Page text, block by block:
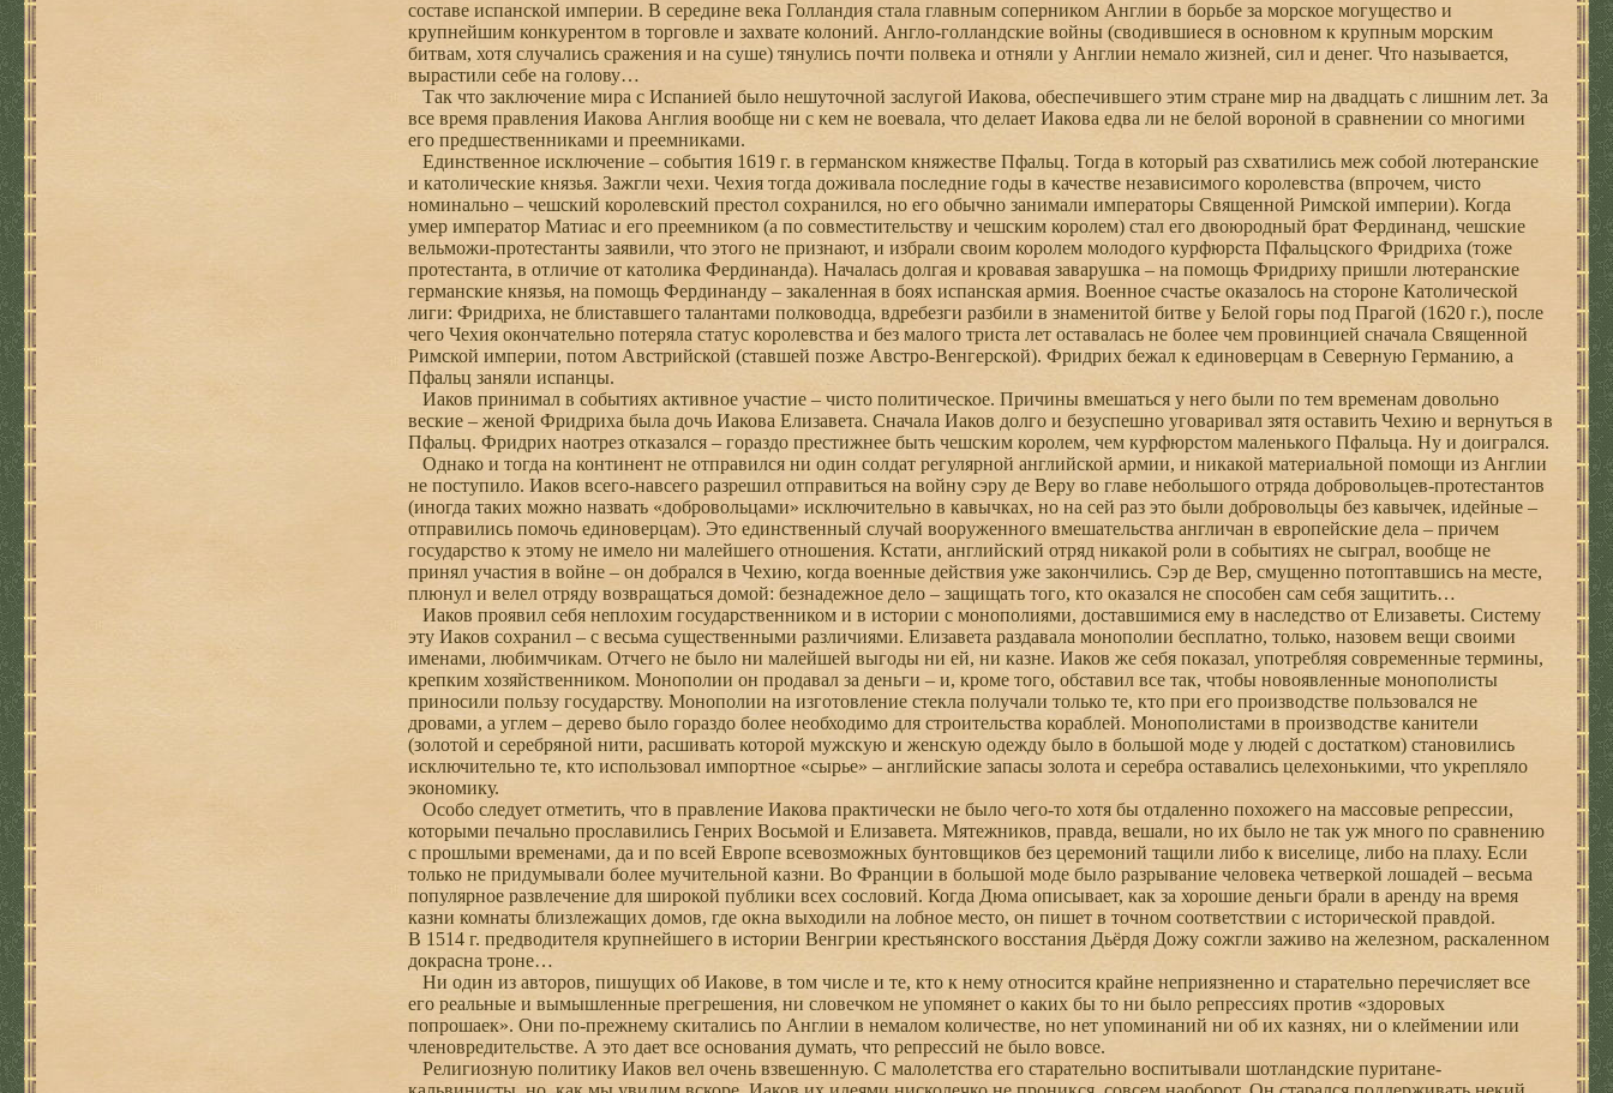
составе испанской империи. В середине века Голландия стала главным соперником Англии в борьбе за морское могущество и
крупнейшим конкурентом в торговле и захвате колоний. Англо-голландские войны (сводившиеся в основном к крупным морским
битвам, хотя случались сражения и на суше) тянулись почти полвека и отняли у Англии немало жизней, сил и денег. Что называется,
вырастили себе на голову…
Так что заключение мира с Испанией было нешуточной заслугой Иакова, обеспечившего этим стране мир на двадцать с лишним лет. За
все время правления Иакова Англия вообще ни с кем не воевала, что делает Иакова едва ли не белой вороной в сравнении со многими
его предшественниками и преемниками.
Единственное исключение – события 1619 г. в германском княжестве Пфальц. Тогда в который раз схватились меж собой лютеранские
и католические князья. Зажгли чехи. Чехия тогда доживала последние годы в качестве независимого королевства (впрочем, чисто
номинально – чешский королевский престол сохранился, но его обычно занимали императоры Священной Римской империи). Когда
умер император Матиас и его преемником (а по совместительству и чешским королем) стал его двоюродный брат Фердинанд, чешские
вельможи-протестанты заявили, что этого не признают, и избрали своим королем молодого курфюрста Пфальцского Фридриха (тоже
протестанта, в отличие от католика Фердинанда). Началась долгая и кровавая заварушка – на помощь Фридриху пришли лютеранские
германские князья, на помощь Фердинанду – закаленная в боях испанская армия. Военное счастье оказалось на стороне Католической
лиги: Фридриха, не блиставшего талантами полководца, вдребезги разбили в знаменитой битве у Белой горы под Прагой (1620 г.), после
чего Чехия окончательно потеряла статус королевства и без малого триста лет оставалась не более чем провинцией сначала Священной
Римской империи, потом Австрийской (ставшей позже Австро-Венгерской). Фридрих бежал к единоверцам в Северную Германию, а
Пфальц заняли испанцы.
Иаков принимал в событиях активное участие – чисто политическое. Причины вмешаться у него были по тем временам довольно
веские – женой Фридриха была дочь Иакова Елизавета. Сначала Иаков долго и безуспешно уговаривал зятя оставить Чехию и вернуться в
Пфальц. Фридрих наотрез отказался – гораздо престижнее быть чешским королем, чем курфюрстом маленького Пфальца. Ну и доигрался.
Однако и тогда на континент не отправился ни один солдат регулярной английской армии, и никакой материальной помощи из Англии
не поступило. Иаков всего-навсего разрешил отправиться на войну сэру де Веру во главе небольшого отряда добровольцев-протестантов
(иногда таких можно назвать «добровольцами» исключительно в кавычках, но на сей раз это были добровольцы без кавычек, идейные –
отправились помочь единоверцам). Это единственный случай вооруженного вмешательства англичан в европейские дела – причем
государство к этому не имело ни малейшего отношения. Кстати, английский отряд никакой роли в событиях не сыграл, вообще не
принял участия в войне – он добрался в Чехию, когда военные действия уже закончились. Сэр де Вер, смущенно потоптавшись на месте,
плюнул и велел отряду возвращаться домой: безнадежное дело – защищать того, кто оказался не способен сам себя защитить…
Иаков проявил себя неплохим государственником и в истории с монополиями, доставшимися ему в наследство от Елизаветы. Систему
эту Иаков сохранил – с весьма существенными различиями. Елизавета раздавала монополии бесплатно, только, назовем вещи своими
именами, любимчикам. Отчего не было ни малейшей выгоды ни ей, ни казне. Иаков же себя показал, употребляя современные термины,
крепким хозяйственником. Монополии он продавал за деньги – и, кроме того, обставил все так, чтобы новоявленные монополисты
приносили пользу государству. Монополии на изготовление стекла получали только те, кто при его производстве пользовался не
дровами, а углем – дерево было гораздо более необходимо для строительства кораблей. Монополистами в производстве канители
(золотой и серебряной нити, расшивать которой мужскую и женскую одежду было в большой моде у людей с достатком) становились
исключительно те, кто использовал импортное «сырье» – английские запасы золота и серебра оставались целехонькими, что укрепляло
экономику.
Особо следует отметить, что в правление Иакова практически не было чего-то хотя бы отдаленно похожего на массовые репрессии,
которыми печально прославились Генрих Восьмой и Елизавета. Мятежников, правда, вешали, но их было не так уж много по сравнению
с прошлыми временами, да и по всей Европе всевозможных бунтовщиков без церемоний тащили либо к виселице, либо на плаху. Если
только не придумывали более мучительной казни. Во Франции в большой моде было разрывание человека четверкой лошадей – весьма
популярное развлечение для широкой публики всех сословий. Когда Дюма описывает, как за хорошие деньги брали в аренду на время
казни комнаты близлежащих домов, где окна выходили на лобное место, он пишет в точном соответствии с исторической правдой.
В 1514 г. предводителя крупнейшего в истории Венгрии крестьянского восстания Дьёрдя Дожу сожгли заживо на железном, раскаленном
докрасна троне…
Ни один из авторов, пишущих об Иакове, в том числе и те, кто к нему относится крайне неприязненно и старательно перечисляет все
его реальные и вымышленные прегрешения, ни словечком не упомянет о каких бы то ни было репрессиях против «здоровых
попрошаек». Они по-прежнему скитались по Англии в немалом количестве, но нет упоминаний ни об их казнях, ни о клеймении или
членовредительстве. А это дает все основания думать, что репрессий не было вовсе.
Религиозную политику Иаков вел очень взвешенную. С малолетства его старательно воспитывали шотландские пуритане-